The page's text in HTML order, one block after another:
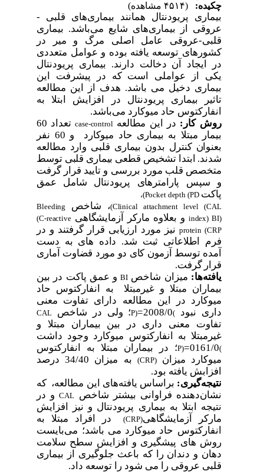
چکیده:
بیماری پریودنتال همانند بیماریهای قلبی -
عروقی از بیماریهای شایع میباشد. بیماری
قلبی-عروقی عامل اصلی مرگ و میر در
کشورهای توسعه یافته بوده و عوامل متعددی
در ایجاد آن دخالت دارند. بیماری پریودنتال
یکی از عواملی است که در پیشرفت این
بیماری دخیل می باشد. هدف از این مطالعه
تاثیر بیماری پریودنتال در افزایش ابتلا به
انفارکتوس حاد میوکارد میباشد.
روش کار: در این مطالعهcase-control
تعداد 60
بیمار مبتلا به بیماری حاد میوکارد و 60 نفر
بعنوان کنترل بدون بیماری قلبی وارد مطالعه
شدند. ابتدا تشخیص قطعی بیماری قلبی توسط
متخصص قلب مورد بررسی و تایید قرار گرفت
و سپس پارامترهای پریودنتال شامل عمق
پاکت(Pocket depth (PD،
(Clinical attachment level (CAL، شاخص Bleeding
index) BI)و بعلاوه مارکر آزمایشگاهی (C-reactive
protein (CRPنیز مورد ارزیابی قرار گرفتند و در
فرم اطلاعاتی ثبت شد. داده های به دست
آمده توسط آزمون کای دو مورد قضاوت آماری
قرار گرفت.
یافتهها:میزان شاخص BIو عمق پاکت در بین
بیماران مبتلا و غیرمبتلا به انفارکتوس حاد
میوکارد در این مطالعه دارای تفاوت معنی
داری نبود(
2008/0=
P)؛ ولی در شاخصCAL
تفاوت معنی داری در بین بیماران مبتلا و
غیرمبتلا به انفارکتوس میوکارد وجود داشت
0161/0=
P)؛ در بیماران مبتلا به انفارکتوس
میوکارد میزان (CRP)
به میزان 34/40 درصد
افزابش یافته بود.
نتیجهگیری:براساس یافتههای این مطالعه، که
نشاندهنده فراوانی بیشتر شاخصCALو در
نتیجه ابتلا به بیماری پریودنتال و نیز افزایش
مارکر آزمایشگاهی(CRP)در افراد مبتلا به
انفارکتوس حاد میوکارد می باشد؛ میبایست
روش های پیشگیری و افزایش سطح سلامت
دهان و دندان را که باعث جلوگیری از بیماری
قلبی عروقی را می شود را توسعه داد.